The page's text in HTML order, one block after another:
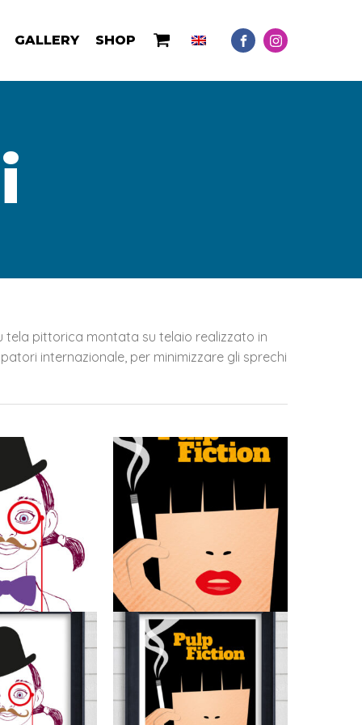
GALLERY SHOP
tela pittorica montata su telaio realizzato in
internazionale, per minimizzare gli sprechi